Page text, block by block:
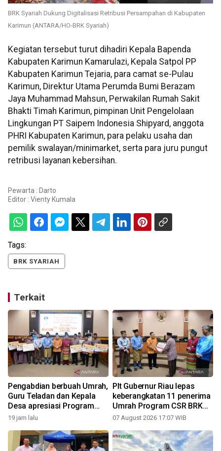
BRK Syariah Dukung Digitalisasi Retribusi Persampahan di Kabupaten
Karimun (ANTARA/HO-BRK Syariah)
Kegiatan tersebut turut dihadiri Kepala Bapenda
Kabupaten Karimun Kamarulazi, Kepala Satpol PP
Kabupaten Karimun Tejaria, para camat se-Pulau
Karimun, Direktur Utama Perumda Bumi Berazam
Jaya Muhammad Mahsun, Perwakilan Rumah Sakit
Bhakti Timah Karimun, pimpinan Unit Pengelolaan
Lingkungan PT Saipem Indonesia Shipyard, anggota
PHRI Kabupaten Karimun, para pelaku usaha dan
pemilik swalayan/minimarket, serta para juru pungut
retribusi layanan kebersihan.
Pewarta : Darto
Editor : Vienty Kumala
Tags:
BRK SYARIAH
Terkait
Pengabdian berbuah Umrah,
Guru Teladan dan Kepala
Desa apresiasi Program
CSR BRK Syariah
19 jam lalu
Plt Gubernur Riau lepas
keberangkatan 11 penerima
Umrah Program CSR BRK
Syariah dan PT Riau
07 August 2026 17:07 WIB